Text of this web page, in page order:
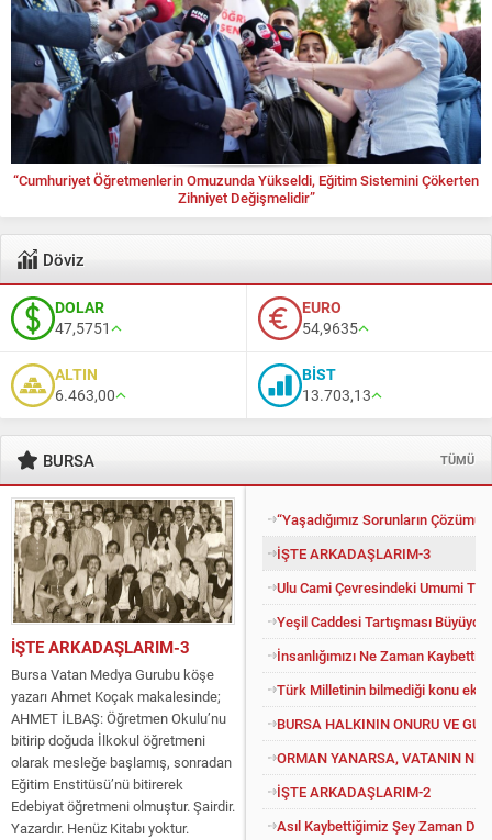
“Cumhuriyet Öğretmenlerin Omuzunda Yükseldi, Eğitim Sistemini Çökerten
Zihniyet Değişmelidir”
Döviz
DOLAR
47,5751
EURO
54,9635
ALTIN
6.463,00
BİST
13.703,13
BURSA TÜMÜ
İŞTE ARKADAŞLARIM-3
Bursa Vatan Medya Gurubu köşe
yazarı Ahmet Koçak makalesinde;
AHMET İLBAŞ: Öğretmen Okulu’nu
bitirip doğuda İlkokul öğretmeni
olarak mesleğe başlamış, sonradan
Eğitim Enstitüsü’nü bitirerek
Edebiyat öğretmeni olmuştur. Şairdir.
Yazardır. Henüz Kitabı yoktur.
“Yaşadığımız Sorunların
İŞTE ARKADAŞLARIM-3
Ulu Cami Çevresindeki Umumi
Yeşil Caddesi Tartışması Büyüyor
İnsanlığımızı Ne Zaman Kaybettik?
Türk Milletinin bilmediği konu
BURSA HALKININ ONURU VE
ORMAN YANARSA, VATANIN
İŞTE ARKADAŞLARIM-2
Asıl Kaybettiğimiz Şey Zaman